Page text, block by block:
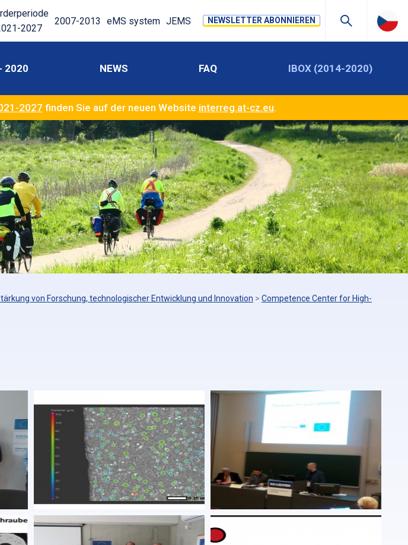
2027
2007-2013 eMS system JEMS NEWSLETTER ABONNIEREN
2020 NEWS FAQ IBOX (2014-2020)
2027 finden Sie auf der neuen Website interreg.at-cz.eu.
von Forschung, technologischer Entwicklung und Innovation > Competence Center for High-